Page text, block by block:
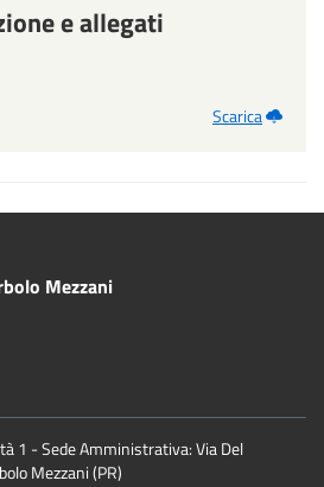
e allegati
Scarica
Mezzani
1 - Sede Amministrativa: Via Del
Mezzani (PR)